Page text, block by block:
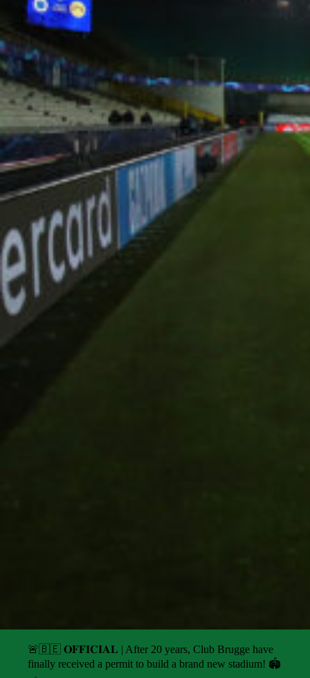
🚨🇧🇪 𝐎𝐅𝐅𝐈𝐂𝐈𝐀𝐋 | After 20 years, Club Brugge have
finally received a permit to build a brand new stadium! 🏟️